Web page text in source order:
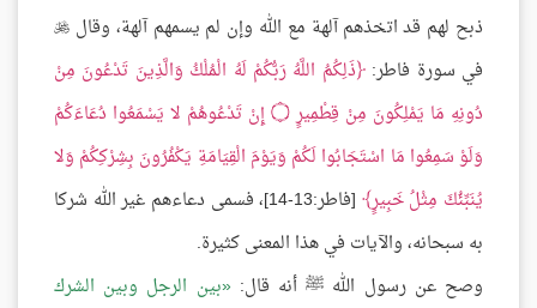
ذبح لهم قد اتخذهم آلهة مع الله وإن لم يسمهم آلهة، وقال 
في سورة فاطر: ذَلِكُمُ اللَّهُ رَبُّكُمْ لَهُ الْمُلْكُ وَالَّذِينَ تَدْعُونَ مِنْ
دُونِهِ مَا يَمْلِكُونَ مِنْ قِطْمِيرٍ ۝ إِنْ تَدْعُوهُمْ لا يَسْمَعُوا دُعَاءَكُمْ
وَلَوْ سَمِعُوا مَا اسْتَجَابُوا لَكُمْ وَيَوْمَ الْقِيَامَةِ يَكْفُرُونَ بِشِرْكِكُمْ وَلا
يُنَبِّئُكَ مِثْلُ خَبِيرٍ
[فاطر:13-14]، فسمى دعاءهم غير الله شركا
به سبحانه، والآيات في هذا المعنى كثيرة.
وصح عن رسول الله ﷺ أنه قال: بين الرجل وبين الشرك